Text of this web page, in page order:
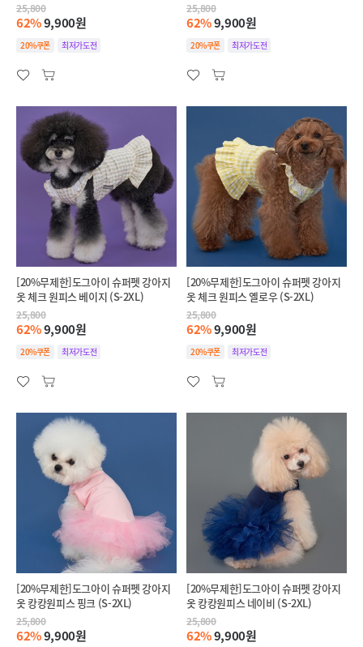
25,800
62%9,900원
20%쿠폰 최저가도전
25,800
62%9,900원
20%쿠폰 최저가도전
[20%무제한]도그아이 슈퍼펫 강아지
옷 체크 원피스 베이지 (S-2XL)
25,800
62%9,900원
20%쿠폰 최저가도전
[20%무제한]도그아이 슈퍼펫 강아지
옷 체크 원피스 옐로우 (S-2XL)
25,800
62%9,900원
20%쿠폰 최저가도전
[20%무제한]도그아이 슈퍼펫 강아지
옷 캉캉원피스 핑크 (S-2XL)
25,800
62%9,900원
[20%무제한]도그아이 슈퍼펫 강아지
옷 캉캉원피스 네이비 (S-2XL)
25,800
62%9,900원